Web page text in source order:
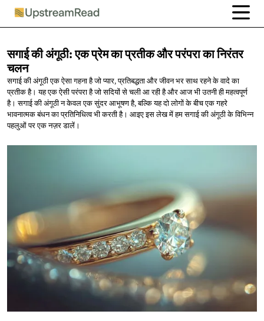
सगाई की अंगूठी: एक प्रेम का प्रतीक और परंपरा कानिरंतर
चलन
सगाई की अंगूठी एक ऐसा गहना है जो प्यार, प्रतिबद्धता और जीवन भर साथ रहने के वादे का
प्रतीक है। यह एक ऐसी परंपरा है जो सदियों से चली आ रही है और आज भी उतनी ही महत्वपूर्ण
है। सगाई की अंगूठी न केवल एक सुंदर आभूषण है, बल्कि यह दो लोगों के बीच एक गहरे
भावनात्मक बंधन का प्रतिनिधित्व भी करती है। आइए इस लेख में हम सगाई की अंगूठी के विभिन्न
पहलुओं पर एक नज़र डालें।